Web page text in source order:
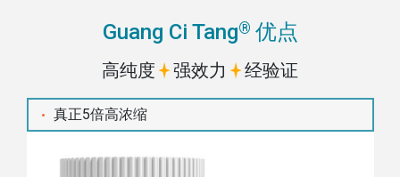
Guang Ci Tang® 优点
高纯度 强效力 经验证
真正5倍高浓缩